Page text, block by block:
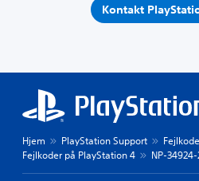
Kontakt
Hjem PlayStation Support
Fejlkoder på PlayStation 4
NP-